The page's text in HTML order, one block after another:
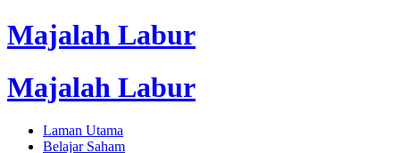
Majalah Labur
Majalah Labur
Laman Utama
Belajar Saham